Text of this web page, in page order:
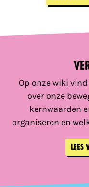
Op onze wiki
over onze
kernwaarden
organiseren en
Lees